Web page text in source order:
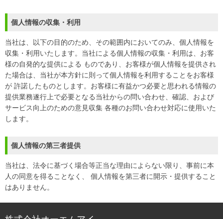
個人情報の収集・利用
当社は、以下の目的のため、その範囲内においてのみ、個人情報を
収集・利用いたします。当社による個人情報の収集・利用は、お客
様の自発的な提供による ものであり、お客様が個人情報を提供され
た場合は、当社が本方針に則って個人情報を利用することをお客様
が 許諾したものとします。お客様に有益かつ必要と思われる情報の
提供業務遂行上で必要となる当社からの問い合わせ、確認、および
サービス向上のための意見収集 各種のお問い合わせ対応に使用いた
します。
個人情報の第三者提供
当社は、法令に基づく場合等正当な理由によらない限り、事前に本
人の同意を得ることなく、 個人情報を第三者に開示・提供すること
はありません。